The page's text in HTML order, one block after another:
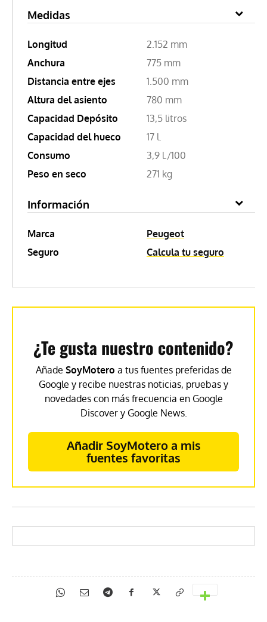
Medidas
Longitud
2.152 mm
Anchura
775 mm
Distancia entre ejes
1.500 mm
Altura del asiento
780 mm
Capacidad Depósito
13,5 litros
Capacidad del hueco
17 l.
Consumo
3,9 l./100
Peso en seco
271 kg
Información
Marca
Peugeot
Seguro
Calcula tu seguro
¿Te gusta nuestro contenido?
Añade SoyMotero a tus fuentes preferidas de
Google y recibe nuestras noticias, pruebas y
novedades con más frecuencia en Google
Discover y Google News.
Añadir SoyMotero a mis
fuentes favoritas